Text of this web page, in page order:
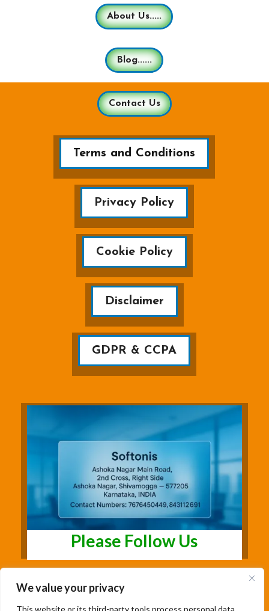
We value your privacy
This website or its third-party tools process personal data.
About Us.....
Blog......
Contact Us
Terms and Conditions
Privacy Policy
Cookie Policy
Disclaimer
GDPR & CCPA
Please Follow Us